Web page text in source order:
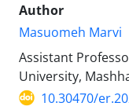
Author
Masuomeh Marvi
Assistant
University,
10.30470/